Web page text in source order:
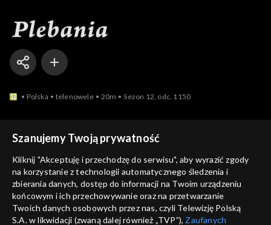
Polska telenowele 20m Sezon 12, odc. 1150
Wybierz
1–100
Szanujemy Twoją prywatność
Kliknij "Akceptuję i przechodzę do serwisu", aby wyrazić zgody
na korzystanie z technologii automatycznego śledzenia i
zbierania danych, dostęp do informacji na Twoim urządzeniu
końcowym i ich przechowywanie oraz na przetwarzanie
Twoich danych osobowych przez nas, czyli Telewizję Polską
S.A. w likwidacji (zwaną dalej również „TVP”), Zaufanych